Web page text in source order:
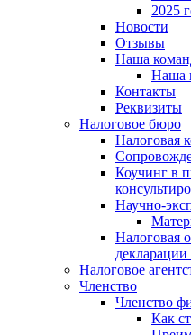
2025
Новости
Отзывы
Наша
Наша
Контакты
Реквизиты
Налоговое бюро
Налоговая
Коучинг в
Научно-
Налоговая
Налоговое
Членство
Членство
Как